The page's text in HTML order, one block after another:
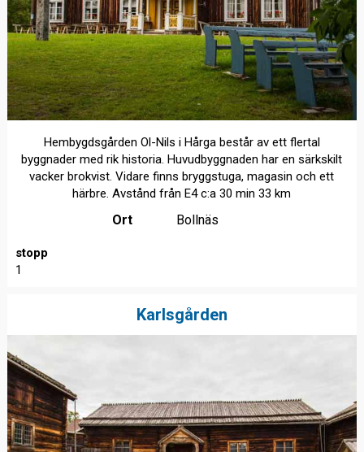
Hembygdsgården Ol-Nils i Hårga består av ett flertal
byggnader med rik historia. Huvudbyggnaden har en särkskilt
vacker brokvist. Vidare finns bryggstuga, magasin och ett
härbre. Avstånd från E4 c:a 30 min 33 km
Ort Bollnäs
stopp
1
Karlsgården